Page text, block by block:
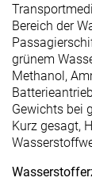
Bereich der
grünem
Methanol,
Gewichts bei
Kurz gesagt,